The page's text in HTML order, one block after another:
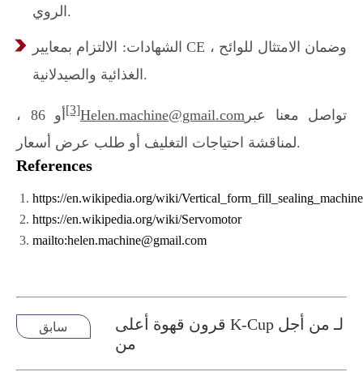
الروي.
الشهادات: الالتزام بمعايير CE ، وضمان الامتثال للوائح
الغذائية والصيدلانية.
تواصل معنا عبر Helen.machine@gmail.com
[3]
أو 86 ،
لمناقشة احتياجات التغليف أو طلب عرض أسعار.
References
https://en.wikipedia.org/wiki/Vertical_form_fill_sealing_machine
https://en.wikipedia.org/wiki/Servomotor
mailto:helen.machine@gmail.com
سابق
قرون قهوة أعلى K-Cup لـ من أجل
من